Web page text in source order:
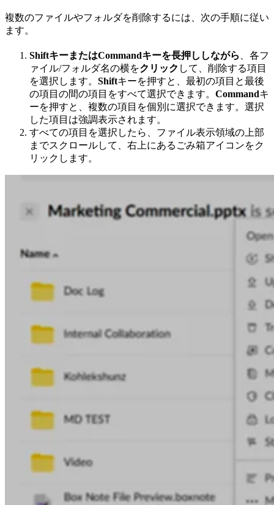
複数のファイルやフォルダを削除するには、次の手順に従い
ます。
ShiftキーまたはCommandキーを長押ししながら 、各フ
ァイル/フォルダ名の横をクリック して、削除する項目
を選択します。 Shiftキーを押すと、最初の項目と最後
の項目の間の項目をすべて選択できます。 Commandキ
ーを押すと、複数の項目を個別に選択できます。選択
した項目は強調表示されます。
すべての項目を選択したら、ファイル表示領域の上部
までスクロールして、右上にあるごみ箱アイコンをク
リックします。